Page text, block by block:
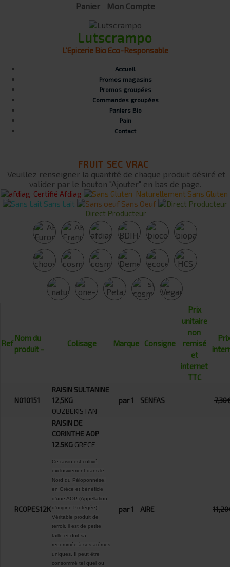
Panier Mon Compte
Lutscrampo
L'Epicerie Bio Eco-Responsable
Accueil
Promos magasins
Promos groupées
Commandes groupées
Paniers Bio
Pain
Contact
FRUIT SEC VRAC
Veuillez renseigner la quantité de chaque produit désiré et
valider par le bouton "Ajouter" en bas de page.
Certifié Afdiag
Naturellement Sans Gluten
Sans Lait
Sans Oeuf
Direct Producteur
Ref
Nom du
produit -
Colisage Marque Consigne
Prix
unitaire
non
remisé
et
internet
TTC
N010151
RAISIN SULTANINE
12,5KG
OUZBEKISTAN
par 1 SENFAS
RCOPES12K
RAISIN DE
CORINTHE AOP
12.5KG GRECE
Ce raisin est cultivé
exclusivement dans le
Nord du Péloponnèse,
en Grèce et bénéficie
d'une AOP (Appellation
d'origine Protégée).
Véritable produit de
terroir, il est de petite
taille et doit sa
renommée à ses arômes
uniques. Il peut être
consommé tel quel ou
par 1 AIRE